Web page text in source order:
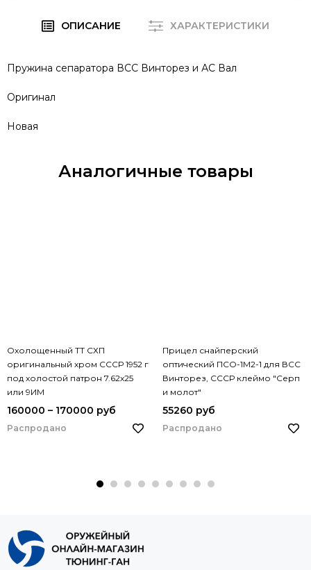
ОПИСАНИЕ ХАРАКТЕРИСТИКИ
Пружина сепаратора ВСС Винторез и АС Вал
Оригинал
Новая
Аналогичные товары
Охолощенный ТТ СХП
оригинальный хром СССР 1952 г
под холостой патрон 7.62х25
или 9ИМ
160000 – 170000 руб
Распродано
Прицел снайперский
оптический ПСО-1М2-1 для ВСС
Винторез, СССР клеймо "Серп
и молот"
55260 руб
Распродано